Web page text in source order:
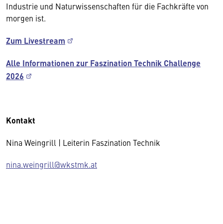
Industrie und Naturwissenschaften für die Fachkräfte von
morgen ist.
Zum Livestream
Alle Informationen zur Faszination Technik Challenge
2026
Kontakt
Nina Weingrill | Leiterin Faszination Technik
nina.weingrill@wkstmk.at